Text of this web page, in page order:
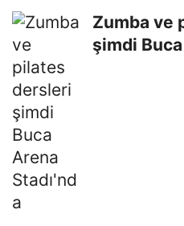
Zumba ve
şimdi